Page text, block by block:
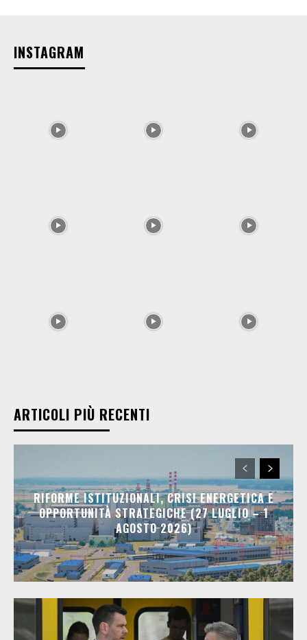
INSTAGRAM
ARTICOLI PIÙ RECENTI
RIFORME ISTITUZIONALI, CRISI ENERGETICA E
OPPORTUNITÀ STRATEGICHE (27 LUGLIO – 1
AGOSTO 2026)